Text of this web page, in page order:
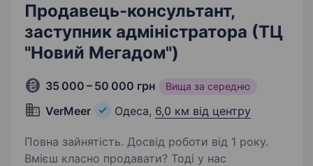
Продавець-консультант,
заступник адміністратора (ТЦ
"Новий Мегадом")
35 000 – 50 000 грн Вища за середню
VerMeer Одеса, 6,0 км від центру
Повна зайнятість. Досвід роботи від 1 року.
Вмієш класно продавати? Тоді у нас